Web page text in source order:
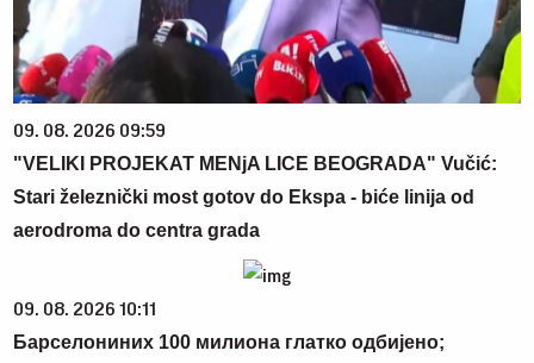
09. 08. 2026 09:59
"VELIKI PROJEKAT MENjA LICE BEOGRADA" Vučić:
Stari železnički most gotov do Ekspa - biće linija od
aerodroma do centra grada
09. 08. 2026 10:11
Барселониних 100 милиона глатко одбијено;